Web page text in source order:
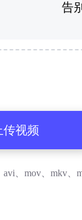
告
传视频
avi、mov、mkv、